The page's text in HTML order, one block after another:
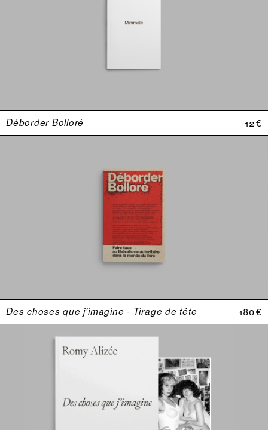
Déborder Bolloré 12 €
Des choses que j'imagine - Tirage de tête 180 €